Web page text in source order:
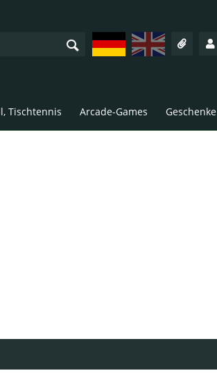
DeutschEnglish
Tischtennis Arcade-Games Geschenke